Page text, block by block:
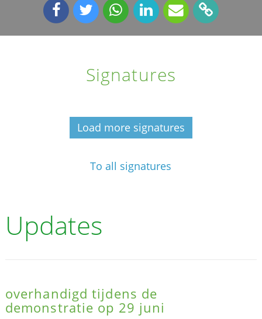
Signatures
Load more signatures
To all signatures
Updates
overhandigd tijdens de
demonstratie op 29 juni